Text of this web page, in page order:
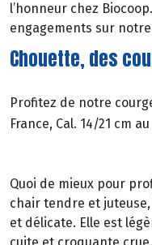
l’honneur chez
engagements sur
Chouette, des
Profitez de notre
France, Cal. 14/21 cm
Quoi de mieux pour
chair tendre et
et délicate. Elle est